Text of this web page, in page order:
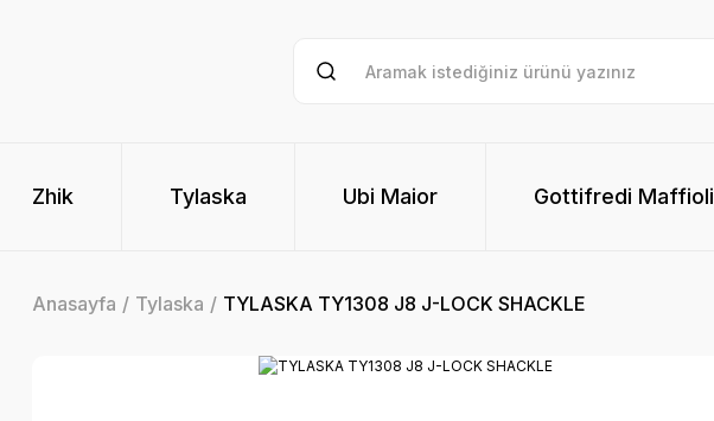
Zhik Tylaska Ubi Maior Gottifredi Maffioli
Anasayfa Tylaska TYLASKA TY1308 J8 J-LOCK SHACKLE